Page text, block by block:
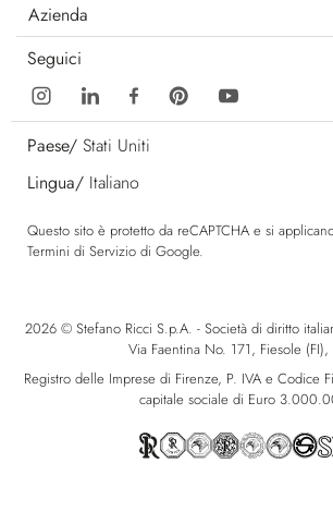
Azienda
Seguici
Paese/ Stati Uniti
Lingua/ Italiano
Questo sito è protetto da reCAPTCHA e si
Termini di Servizio di Google.
2026 © Stefano Ricci S.p.A. - Società di diritto
Via Faentina No. 171, Fiesole (FI),
Registro delle Imprese di Firenze, P. IVA e Codice
capitale sociale di Euro